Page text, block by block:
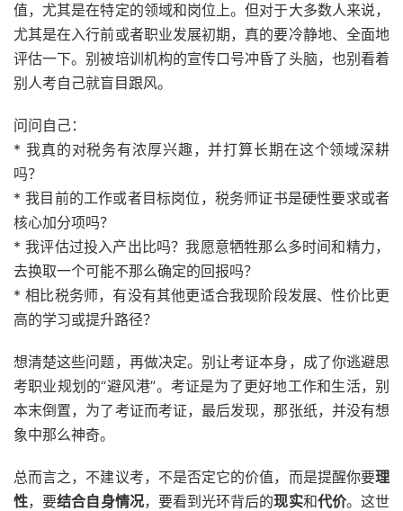
值，尤其是在特定的领域和岗位上。但对于大多数人来说，
尤其是在入行前或者职业发展初期，真的要冷静地、全面地
评估一下。别被培训机构的宣传口号冲昏了头脑，也别看着
别人考自己就盲目跟风。
问问自己：
* 我真的对税务有浓厚兴趣，并打算长期在这个领域深耕
吗？
* 我目前的工作或者目标岗位，税务师证书是硬性要求或者
核心加分项吗？
* 我评估过投入产出比吗？我愿意牺牲那么多时间和精力，
去换取一个可能不那么确定的回报吗？
* 相比税务师，有没有其他更适合我现阶段发展、性价比更
高的学习或提升路径？
想清楚这些问题，再做决定。别让考证本身，成了你逃避思
考职业规划的“避风港”。考证是为了更好地工作和生活，别
本末倒置，为了考证而考证，最后发现，那张纸，并没有想
象中那么神奇。
总而言之，不建议考，不是否定它的价值，而是提醒你要理
性，要结合自身情况，要看到光环背后的现实和代价。这世